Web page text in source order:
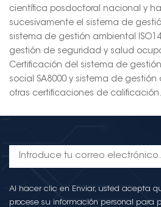
científica posdoctoral nacional y
sucesivamente el sistema de
sistema de gestión ambiental
gestión de seguridad y salud
Certificación del sistema de
social SA8000 y sistema de gestión
otras certificaciones de calificación.
Al hacer clic en Enviar, usted acepta
procese su información personal para